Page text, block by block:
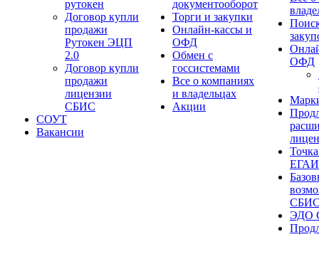
рутокен
Договор купли
продажи
Рутокен ЭЦП
2.0
Договор купли
продажи
лицензии
СБИС
СОУТ
Вакансии
документооборот
Торги и закупки
Онлайн-кассы и
ОФД
Обмен с
госсистемами
Все о компаниях
и владельцах
Акции
ОФД
ЭДО